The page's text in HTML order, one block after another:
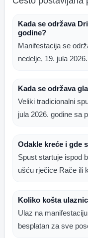
Kada se održava
godine?
Manifestacija se
nedelje, 19. jula
Kada se održava
Veliki tradicionalni
jula 2026. godine sa
Odakle kreće i gde
Spust startuje ispod
ušću rječice Rače ili
Koliko košta
Ulaz na
besplatan za sve